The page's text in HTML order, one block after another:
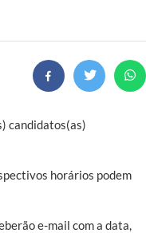
candidatos(as)
horários podem
e-mail com a data,